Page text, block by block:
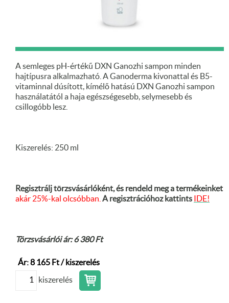
A semleges pH-értékű DXN Ganozhi sampon minden
hajtípusra alkalmazható. A Ganoderma kivonattal és B5-
vitaminnal dúsított, kímélő hatású DXN Ganozhi sampon
használatától a haja egészségesebb, selymesebb és
csillogóbb lesz.
Kiszerelés: 250 ml
Regisztrálj törzsvásárlóként, és rendeld meg a termékeinket
akár 25%-kal olcsóbban. A regisztrációhoz kattints IDE!
Törzsvásárlói ár: 6 380 Ft
Ár: 8 165 Ft / kiszerelés
kiszerelés